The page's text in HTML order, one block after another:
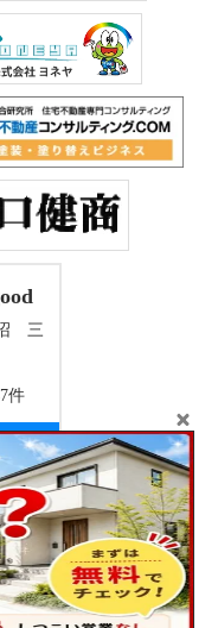
三
件
店株式会社 feel good(フィ